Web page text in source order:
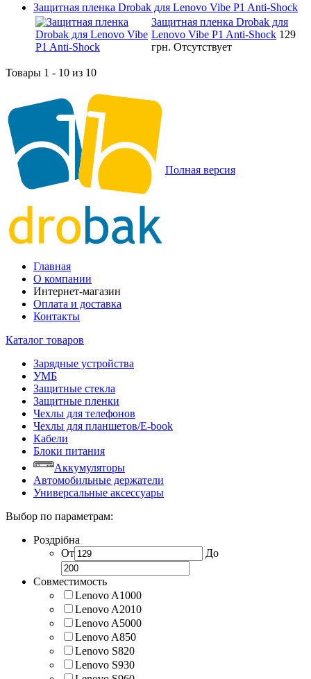
Защитная пленка Drobak для Lenovo Vibe P1 Anti-Shock
Защитная пленка Drobak для
Lenovo Vibe P1 Anti-Shock 129
грн. Отсутствует
Товары 1 - 10 из 10
Полная версия
Главная
О компании
Интернет-магазин
Оплата и доставка
Контакты
Каталог товаров
Зарядные устройства
УМБ
Защитные стекла
Защитные пленки
Чехлы для телефонов
Чехлы для планшетов/E-book
Кабели
Блоки питания
Аккумуляторы
Автомобильные держатели
Универсальные аксессуары
Выбор по параметрам:
Роздрібна
От
До
Совместимость
Lenovo A1000
Lenovo A2010
Lenovo A5000
Lenovo A850
Lenovo S820
Lenovo S930